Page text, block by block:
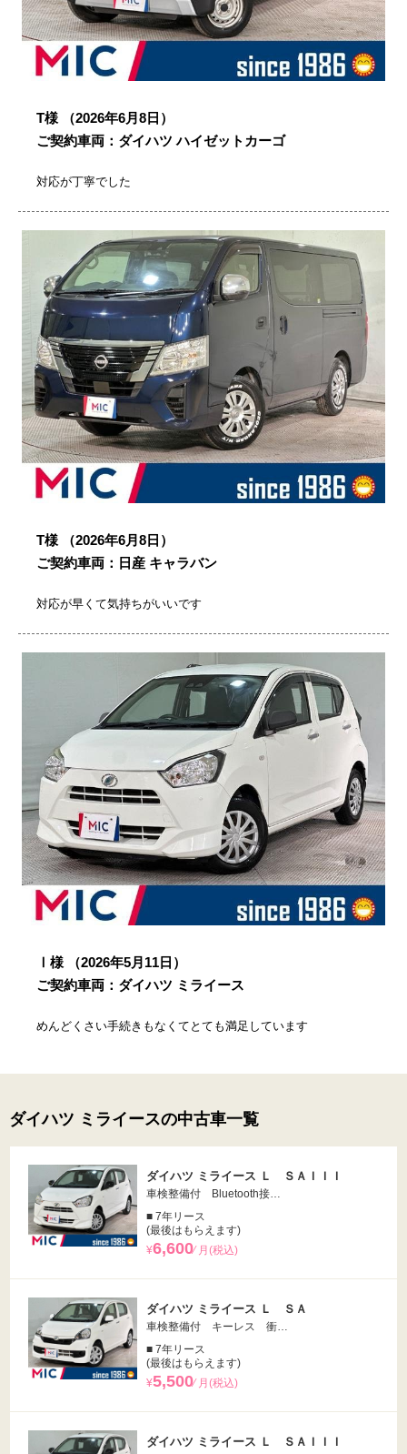
T様
（2026年6月8日）
ご契約車両：ダイハツ ハイゼットカーゴ
対応が丁寧でした
T様
（2026年6月8日）
ご契約車両：日産 キャラバン
対応が早くて気持ちがいいです
Ⅰ様
（2026年5月11日）
ご契約車両：ダイハツ ミライース
めんどくさい手続きもなくてとても満足しています
ダイハツ ミライースの中古車一覧
ダイハツ ミライース Ｌ ＳＡＩＩＩ
車検整備付 Bluetooth接…
■ 7年リース
(最後はもらえます)
¥6,600⁄ 月(税込)
ダイハツ ミライース Ｌ ＳＡ
車検整備付 キーレス 衝…
■ 7年リース
(最後はもらえます)
¥5,500⁄ 月(税込)
ダイハツ ミライース Ｌ ＳＡＩＩＩ